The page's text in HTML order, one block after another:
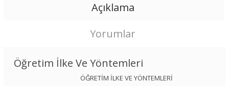
Açıklama
Yorumlar
Öğretim İlke Ve Yöntemleri
ÖĞRETİM İLKE VE YÖNTEMLERİ